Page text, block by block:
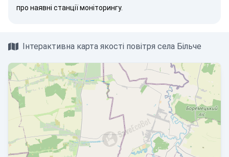
про наявні станції моніторингу.
Інтерактивна карта якості повітря села Більче